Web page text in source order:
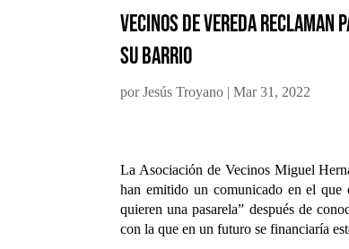
Vecinos de Vereda
su barrio
porJesús Troyano |Mar 31, 2022
La Asociación de Vecinos Miguel
han emitido un comunicado en el que
quieren una pasarela” después de
con la que en un futuro se financiaría